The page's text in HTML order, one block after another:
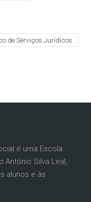
de Serviços Jurídicos
é uma Escola
António Silva Leal,
alunos e às